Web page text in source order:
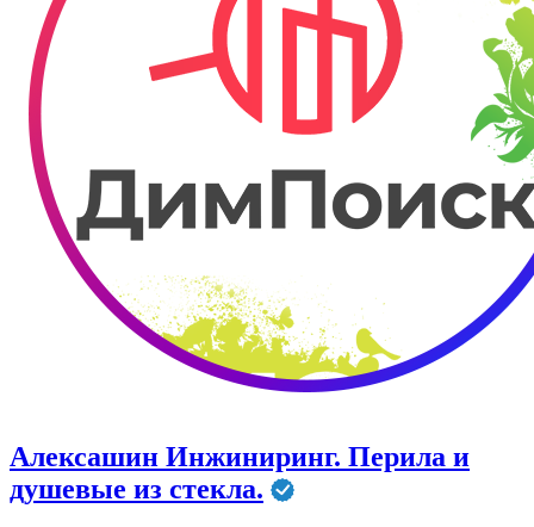
Алексашин Инжиниринг. Перила и
душевые из стекла.